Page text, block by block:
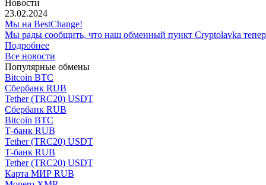
Новости
23.02.2024
Мы на BestChange!
Мы рады сообщить, что наш обменный пункт Cryptolavka
Подробнее
Все новости
Популярные обмены
Bitcoin BTC
Сбербанк RUB
Tether (TRC20) USDT
Сбербанк RUB
Bitcoin BTC
Т-банк RUB
Tether (TRC20) USDT
Т-банк RUB
Tether (TRC20) USDT
Карта МИР RUB